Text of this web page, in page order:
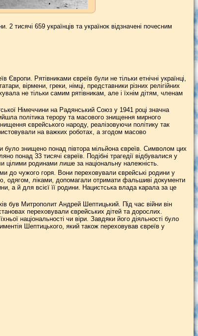
2 тисячі 659 українців та українок відзначені почесним
Рятівниками євреїв були не тільки етнічні українці,
вірмени, греки, німці, представники різних релігійних
не тільки самим рятівникам, але і їхнім дітям, членам
Німеччини на Радянський Союз у 1941 році значна
політика терору та масового знищення мирного
єврейського народу, реалізовуючи політику так
на важких роботах, а згодом масово
було знищено понад півтора мільйона євреїв. Символом цих
понад 33 тисячі євреїв. Подібні трагедії відбувалися у
цілими родинами лише за національну належність.
до чужого горя. Вони переховували єврейські родини у
одягом, ліками, допомагали отримати фальшиві документи
а й для всієї її родини. Нацистська влада карала за це
був Митрополит Андрей Шептицький. Під час війни він
переховували єврейських дітей та дорослих.
національності чи віри. Завдяки його діяльності було
Шептицького, який також переховував євреїв у